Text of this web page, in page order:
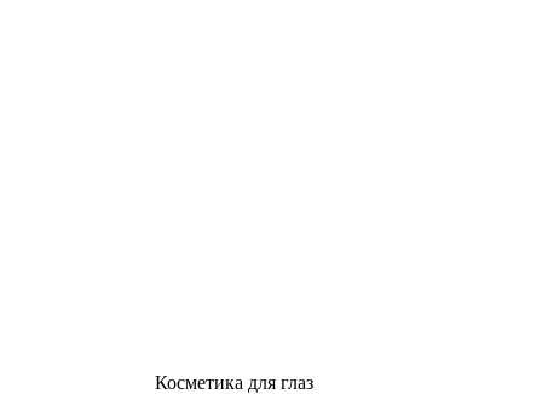
Косметика для глаз